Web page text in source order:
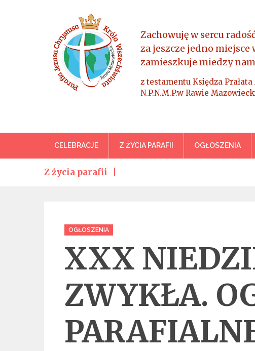
Parafia Jezusa Chrystusa
Zachowuję w sercu
za jeszcze jedno
zamieszkuje miedzy
z testamentu Księdza
N.P.N.M.P.w Rawie
CELEBRACJE Z ŻYCIA PARAFII OGŁOSZENIA
Z życia parafii
Categories
OGŁOSZENIA
XXX
ZWYKŁA.